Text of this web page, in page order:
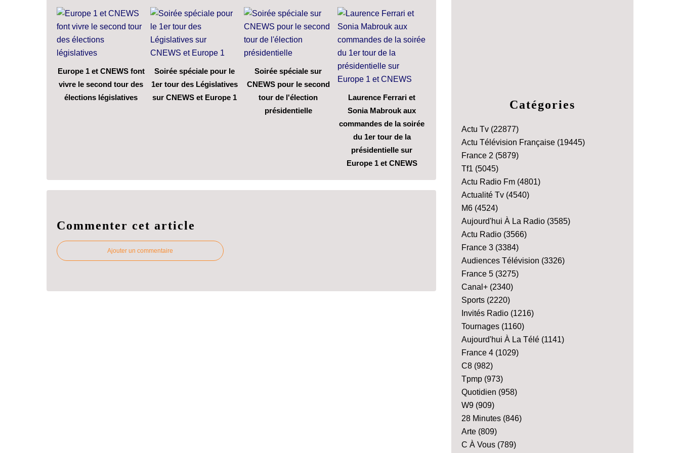
Europe 1 et CNEWS font
vivre le second tour des
élections législatives
Soirée spéciale pour le
1er tour des Législatives
sur CNEWS et Europe 1
Soirée spéciale sur
CNEWS pour le second
tour de l'élection
présidentielle
Laurence Ferrari et
Sonia Mabrouk aux
commandes de la soirée
du 1er tour de la
présidentielle sur
Europe 1 et CNEWS
Commenter cet article
Ajouter un commentaire
Catégories
Actu Tv (22877)
Actu Télévision Française (19445)
France 2 (5879)
Tf1 (5045)
Actu Radio Fm (4801)
Actualité Tv (4540)
M6 (4524)
Aujourd'hui À La Radio (3585)
Actu Radio (3566)
France 3 (3384)
Audiences Télévision (3326)
France 5 (3275)
Canal+ (2340)
Sports (2220)
Invités Radio (1216)
Tournages (1160)
Aujourd'hui À La Télé (1141)
France 4 (1029)
C8 (982)
Tpmp (973)
Quotidien (958)
W9 (909)
28 Minutes (846)
Arte (809)
C À Vous (789)